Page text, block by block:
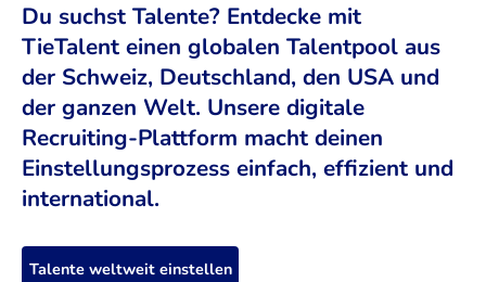
Du suchst Talente? Entdecke mit
TieTalent einen globalen Talentpool aus
der Schweiz, Deutschland, den USA und
der ganzen Welt. Unsere digitale
Recruiting-Plattform macht deinen
Einstellungsprozess einfach, effizient und
international.
Talente weltweit einstellen